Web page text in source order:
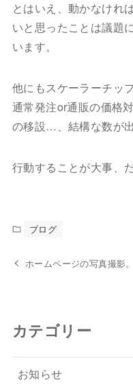
とはいえ、動かなけれ
いと思ったことは議題
います。
他にもスケーラーチッ
通常発注or通販の価格
の移設…、結構な数が出
行動することが大事、
ブログ
ホームページの写真撮影。
カテゴリー
お知らせ